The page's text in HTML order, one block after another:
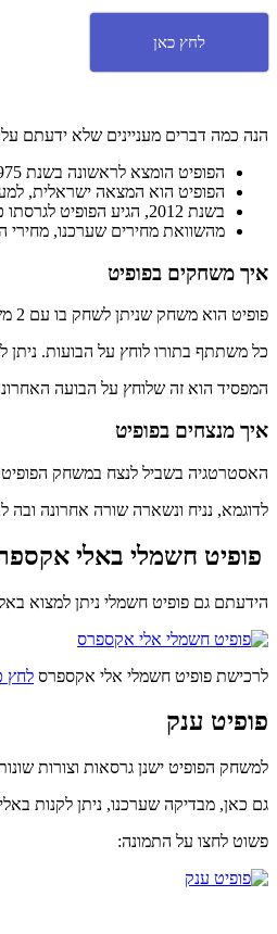
לחץ כאן
הנה כמה דברים מעניינים שלא ידעתם
הפופיט הומצא לראשונה בשנת 1975.
הפופיט הוא המצאה ישראלית,
בשנת 2012, הגיע הפופיט לגרסתו כפי שאנו מכירים היום לאחר שיצרו אותו מסיליקון, שנתן את האפשרות לשחק בו בקלות!
מהשוואת מחירים שערכנו, מחירי הפופיט באלי אקספרס
איך משחקים בפופיט
פופיט הוא משחק שניתן לשחק בו עם 2 משתתפים או יותר.
כל משתתף בתורו לוחץ על הבועות.
המפסיד הוא זה שלוחץ על הבועה
איך מנצחים בפופיט
האסטרטגיה בשביל לנצח במשחק הפופיט
לדוגמא, נניח ונשארה שורה אחרונה
פופיט חשמלי באלי
הידעתם גם פופיט חשמלי ניתן למצוא
לרכישת פופיט חשמלי אלי אקספרס לחץ
פופיט ענק
למשחק הפופיט ישנן גרסאות וצורות שונות,ישנה גם
גם כאן, מבדיקה שערכנו, ניתן לקנות
פשוט לחצו על התמונה: